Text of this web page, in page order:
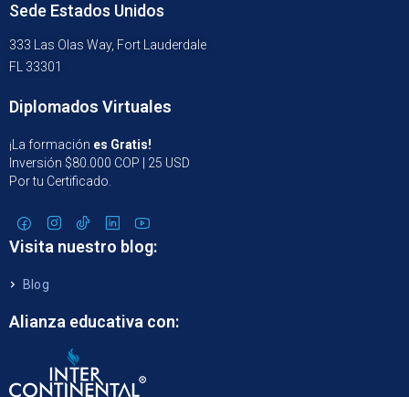
Sede Estados Unidos
333 Las Olas Way, Fort Lauderdale
FL 33301
Diplomados Virtuales
¡La formación es Gratis!
Inversión $80.000 COP | 25 USD
Por tu Certificado.
Visita nuestro blog:
Blog
Alianza educativa con: